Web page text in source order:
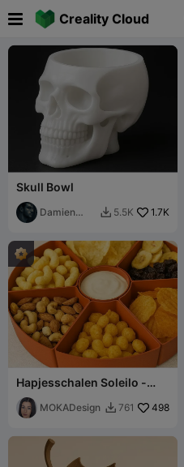
Creality Cloud
Skull Bowl
Damien
 5.5K 1.7K
Hapjesschalen Soleilo -
MOKA Design
MOKADesign  761 498